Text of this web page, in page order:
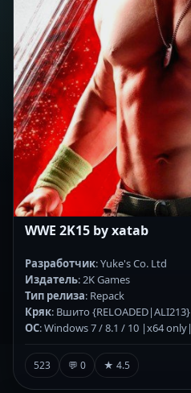
WWE 2K15 by xatab
Разработчик: Yuke's Co. Ltd
Издатель: 2K Games
Тип релиза: Repack
Кряк: Вшито {RELOADED|ALI213}
ОС: Windows 7 / 8.1 / 10 |x64 only|
523 💬 0 ★ 4.5